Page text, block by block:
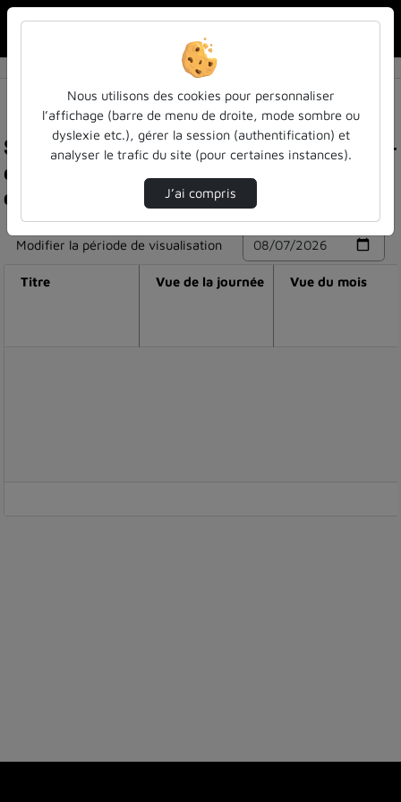
Statistiques de visualisation de la vidéo Medial -
etendre les horaires des bibliothèques :
comment faire ? - table ronde 2 suite et fin
Modifier la période de visualisation
Titre Vue de la journée Vue du mois
Nous utilisons des cookies pour personnaliser
l’affichage (barre de menu de droite, mode sombre ou
dyslexie etc.), gérer la session (authentification) et
analyser le trafic du site (pour certaines instances).
J’ai compris